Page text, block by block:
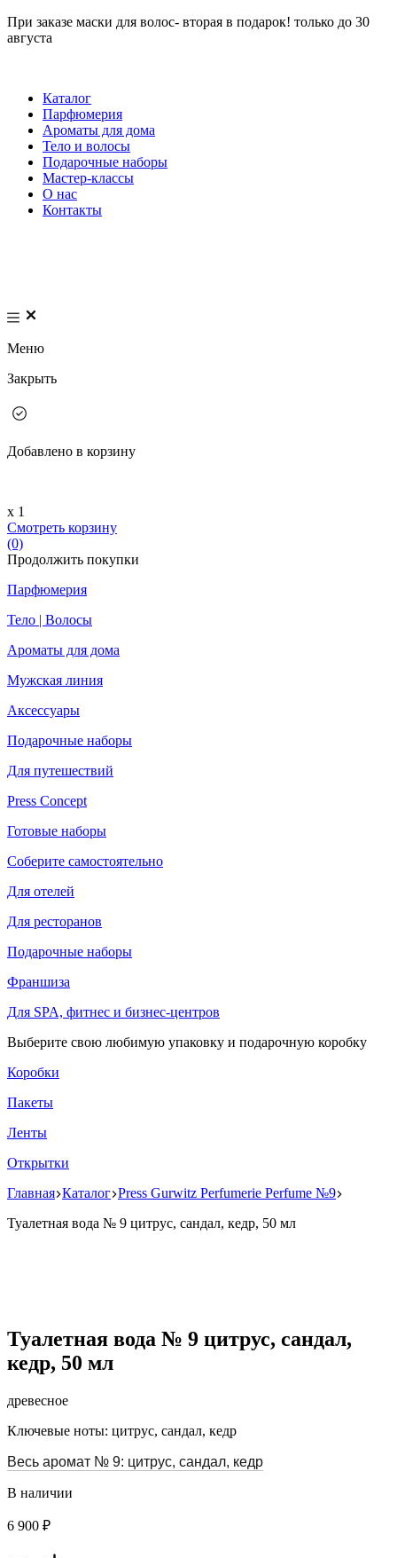
При заказе маски для волос- вторая в подарок! только до 30
августа
Каталог
Парфюмерия
Ароматы для дома
Тело и волосы
Подарочные наборы
Мастер-классы
О нас
Контакты
Меню
Закрыть
Добавлено в корзину
х 1
Смотреть корзину
(0)
Продолжить покупки
Парфюмерия
Тело | Волосы
Ароматы для дома
Мужская линия
Аксессуары
Подарочные наборы
Для путешествий
Press Concept
Готовые наборы
Соберите самостоятельно
Для отелей
Для ресторанов
Подарочные наборы
Франшиза
Для SPA, фитнес и бизнес-центров
Выберите свою любимую упаковку и подарочную коробку
Коробки
Пакеты
Ленты
Открытки
Главная Каталог Press Gurwitz Perfumerie Perfume №9
Туалетная вода № 9 цитрус, сандал, кедр, 50 мл
Туалетная вода № 9 цитрус, сандал,
кедр, 50 мл
древесное
Ключевые ноты: цитрус, сандал, кедр
Весь аромат № 9: цитрус, сандал, кедр
В наличии
6 900 ₽